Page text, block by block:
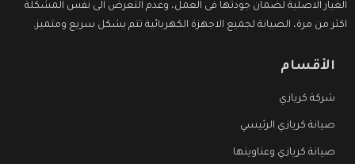
الغيار الاصلية لضمان جودتها فى العمل، وعدم التعرض الى نفس المشكلة
اكثر من مرة، الصيانة لجميع الاجهزة الكهربائية تتم بشكل سريع ومتميز.
الأقسام
شركة كريازي
صيانة كريازي الرئيسي
صيانة كريازي وعناوينها